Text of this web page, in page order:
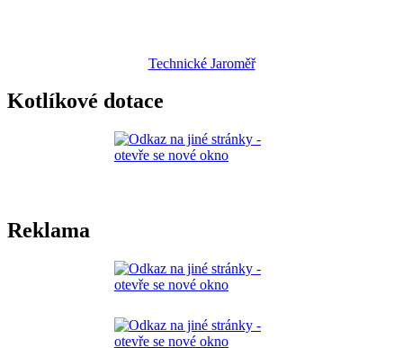
Technické Jaroměř
Kotlíkové dotace
Reklama